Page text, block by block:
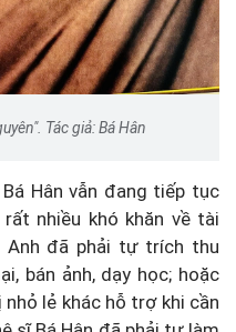
Tác giả: Bá Hân
Hân vẫn đang tiếp tục
nhiều khó khăn về tài
Anh đã phải tự trích thu
bán ảnh, dạy học; hoặc
lẻ khác hỗ trợ khi cần